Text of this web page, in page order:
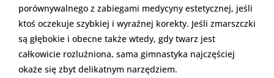
porównywalnego z zabiegami medycyny estetycznej, jeśli
ktoś oczekuje szybkiej i wyraźnej korekty. Jeśli zmarszczki
są głębokie i obecne także wtedy, gdy twarz jest
całkowicie rozluźniona, sama gimnastyka najczęściej
okaże się zbyt delikatnym narzędziem.